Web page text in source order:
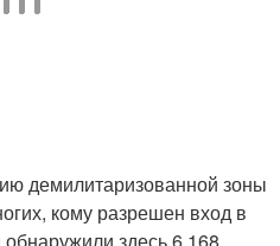
демилитаризованной зоны
кому разрешен вход в